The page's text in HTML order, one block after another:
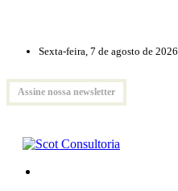
Sexta-feira, 7 de agosto de 2026
Assine nossa newsletter